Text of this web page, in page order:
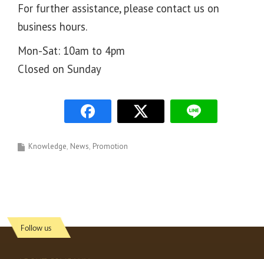
For further assistance, please contact us on
business hours.
Mon-Sat: 10am to 4pm
Closed on Sunday
Knowledge News Promotion
Follow us